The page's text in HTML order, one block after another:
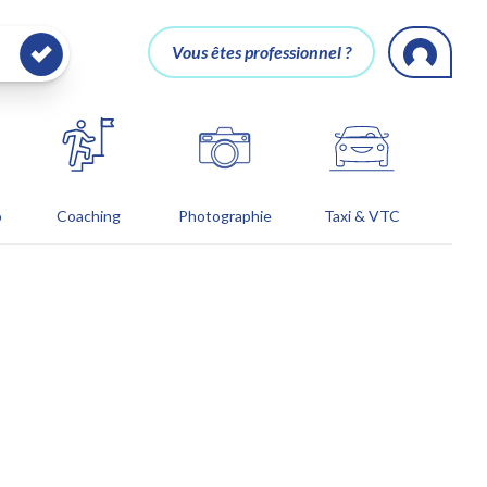
Vous êtes professionnel ?
Coaching Photographie Taxi & VTC